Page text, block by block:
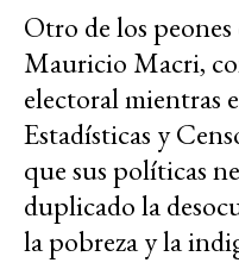
Otro de los
Mauricio Macri,
electoral mientras
Estadísticas y
que sus políticas
duplicado la
la pobreza y la